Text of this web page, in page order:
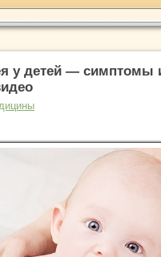
у детей — симптомы